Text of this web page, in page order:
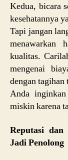
Kedua, bicara
kesehatannya
Tapi jangan
menawarkan
kualitas.
mengenai
dengan
Anda
miskin karena
Reputasi
Jadi Penolong